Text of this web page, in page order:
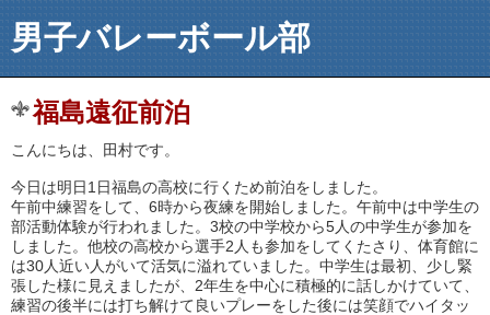
男子バレーボール部
福島遠征前泊
こんにちは、田村です。
今日は明日1日福島の高校に行くため前泊をしました。
午前中練習をして、6時から夜練を開始しました。午前中は中学生の
部活動体験が行われました。3校の中学校から5人の中学生が参加を
しました。他校の高校から選手2人も参加をしてくたさり、体育館に
は30人近い人がいて活気に溢れていました。中学生は最初、少し緊
張した様に見えましたが、2年生を中心に積極的に話しかけていて、
練習の後半には打ち解けて良いプレーをした後には笑顔でハイタッ